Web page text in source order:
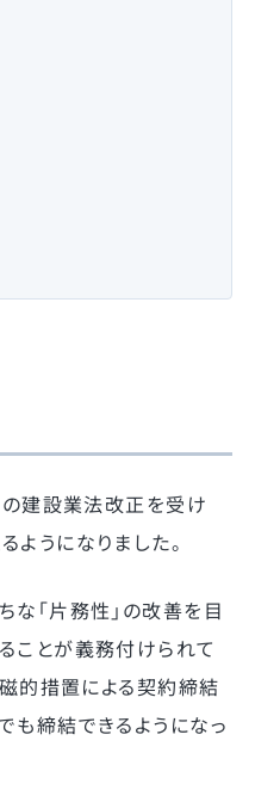
建設業法改正を受け
うになりました。
「片務性」の改善を目
ことが義務付けられて
磁的措置による契約締結
も締結できるようになっ